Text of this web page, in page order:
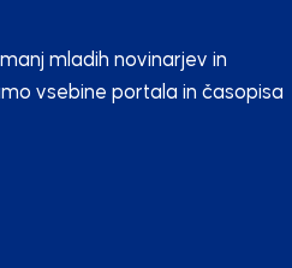
mladih novinarjev in
vsebine portala in časopisa